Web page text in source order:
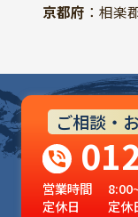
京都府 ：相楽
ご相談・
営業時間
定休日
定休